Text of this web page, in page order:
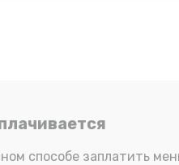
способе заплатить